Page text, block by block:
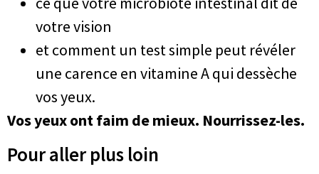
votre vision
et comment un test simple peut révéler
une carence en vitamine A qui dessèche
vos yeux.
Vos yeux ont faim de mieux. Nourrissez-les.
Pour aller plus loin